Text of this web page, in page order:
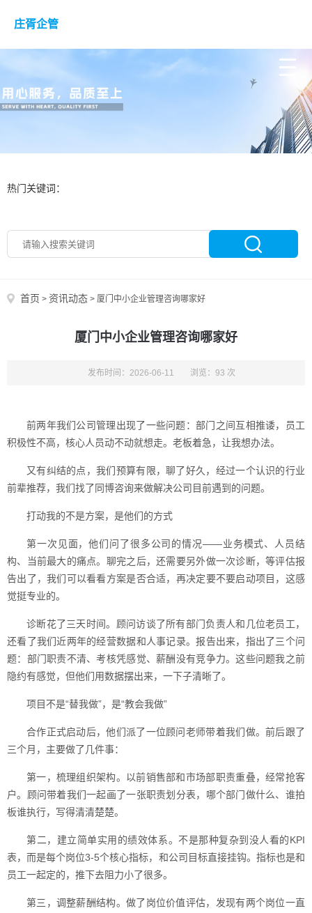
庄胥企管
热门关键词：
首页 > 资讯动态 > 厦门中小企业管理咨询哪家好
厦门中小企业管理咨询哪家好
发布时间：2026-06-11 浏览：93 次
前两年我们公司管理出现了一些问题：部门之间互相推诿，员工
积极性不高，核心人员动不动就想走。老板着急，让我想办法。
又有纠结的点，我们预算有限，聊了好久，经过一个认识的行业
前辈推荐，我们找了同博咨询来做解决公司目前遇到的问题。
打动我的不是方案，是他们的方式
第一次见面，他们问了很多公司的情况——业务模式、人员结
构、当前最大的痛点。聊完之后，还需要另外做一次诊断，等评估报
告出了，我们可以看看方案是否合适，再决定要不要启动项目，这感
觉挺专业的。
诊断花了三天时间。顾问访谈了所有部门负责人和几位老员工，
还看了我们近两年的经营数据和人事记录。报告出来，指出了三个问
题：部门职责不清、考核凭感觉、薪酬没有竞争力。这些问题我之前
隐约有感觉，但他们用数据摆出来，一下子清晰了。
项目不是“替我做”，是“教会我做”
合作正式启动后，他们派了一位顾问老师带着我们做。前后跟了
三个月，主要做了几件事：
第一，梳理组织架构。以前销售部和市场部职责重叠，经常抢客
户。顾问带着我们一起画了一张职责划分表，哪个部门做什么、谁拍
板谁执行，写得清清楚楚。
第二，建立简单实用的绩效体系。不是那种复杂到没人看的KPI
表，而是每个岗位3-5个核心指标，和公司目标直接挂钩。指标也是和
员工一起定的，推下去阻力小了很多。
第三，调整薪酬结构。做了岗位价值评估，发现有两个岗位一直